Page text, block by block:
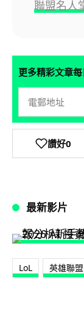
聯盟名人
更多精彩文章
讚好0
最新影片
LoL 英雄聯盟